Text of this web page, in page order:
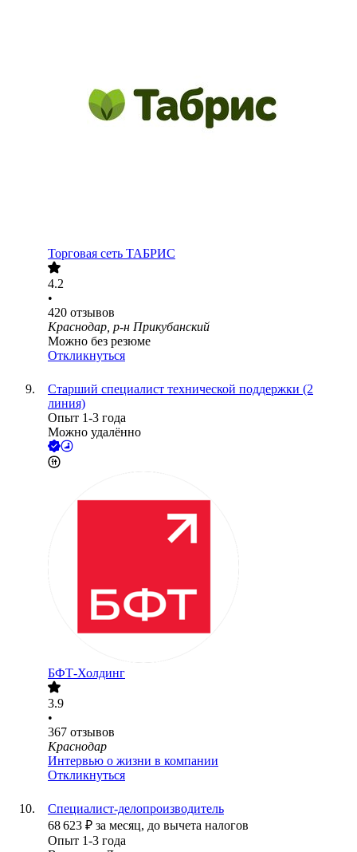
Торговая сеть ТАБРИС
4.2
•
420 отзывов
Краснодар, р-н Прикубанский
Можно без резюме
Откликнуться
Старший специалист технической поддержки (2
линия)
Опыт 1-3 года
Можно удалённо
БФТ-Холдинг
3.9
•
367 отзывов
Краснодар
Интервью о жизни в компании
Откликнуться
Специалист-делопроизводитель
68 623 ₽ за месяц, до вычета налогов
Опыт 1-3 года